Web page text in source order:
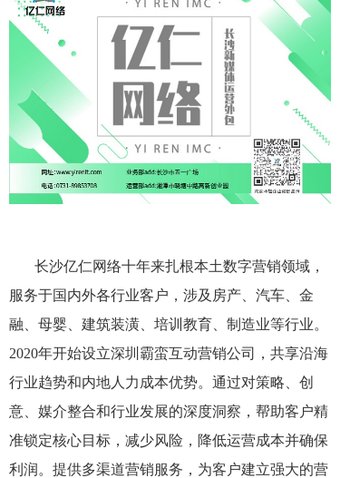
长沙亿仁网络十年来扎根本土数字营销领域，
服务于国内外各行业客户，涉及房产、汽车、金
融、母婴、建筑装潢、培训教育、制造业等行业。
2020年开始设立深圳霸蛮互动营销公司，共享沿海
行业趋势和内地人力成本优势。通过对策略、创
意、媒介整合和行业发展的深度洞察，帮助客户精
准锁定核心目标，减少风险，降低运营成本并确保
利润。提供多渠道营销服务，为客户建立强大的营